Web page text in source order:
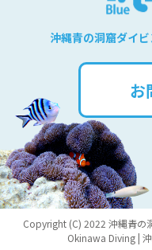
沖縄青の洞窟ダイ
お
Copyright (C) 2022 沖縄青の
Okinawa Diving |